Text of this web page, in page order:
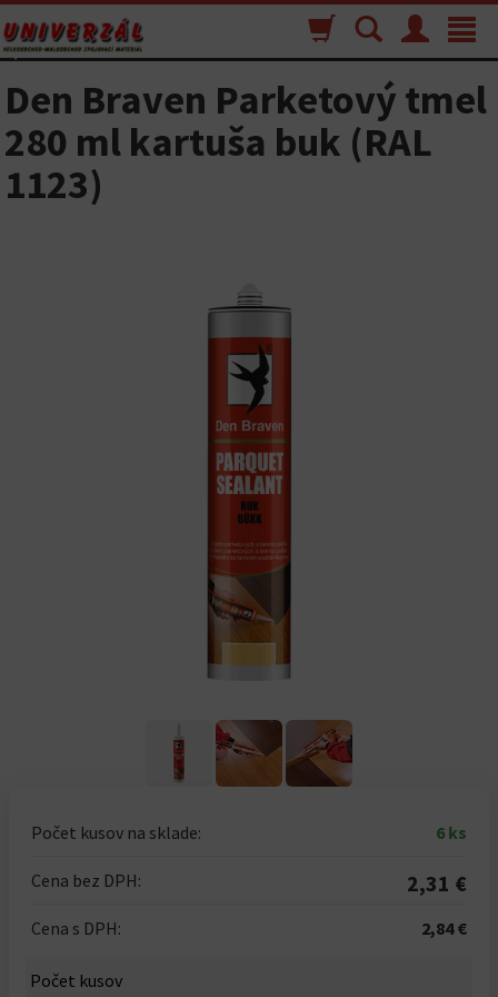
Toggle
Menu
Vyhľadávanie
Nákupný
košík
Den Braven Parketový tmel
280 ml kartuša buk (RAL
1123)
Počet kusov na sklade: 6 ks
Cena bez DPH: 2,31 €
Cena s DPH: 2,84 €
Počet kusov